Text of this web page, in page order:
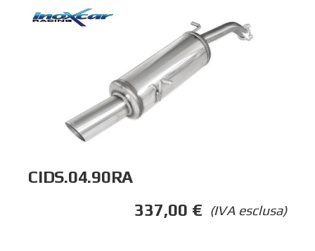
CIDS.04.90RA
(IVA esclusa)
337,00 €